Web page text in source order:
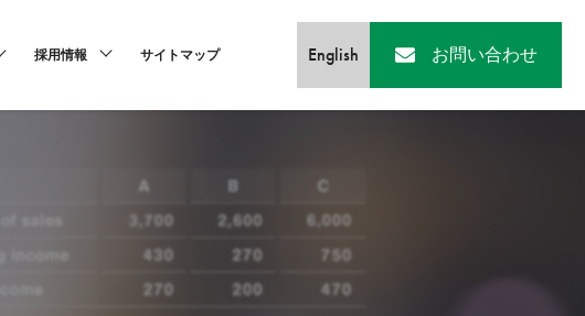
採用情報 サイトマップ English お問い合わせ